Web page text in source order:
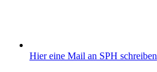
Hier eine Mail an SPH schreiben